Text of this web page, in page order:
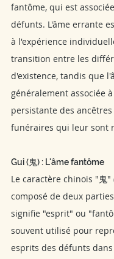
fantôme, qui est
défunts. L'âme errante
à l'expérience
transition entre les
d'existence, tandis que
généralement associée
persistante des
funéraires qui leur sont
Gui (鬼) : L'âme fantôme
Le caractère chinois "鬼"
composé de deux
signifie "esprit" ou
souvent utilisé pour
esprits des défunts